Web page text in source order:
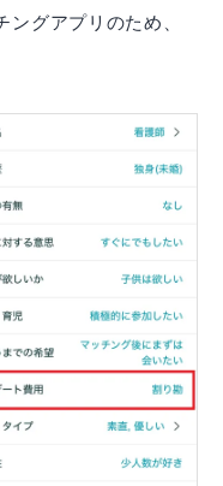
グアプリのため、